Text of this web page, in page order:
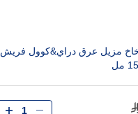
مزيل عرق دراي&كوول فريش
الكمية